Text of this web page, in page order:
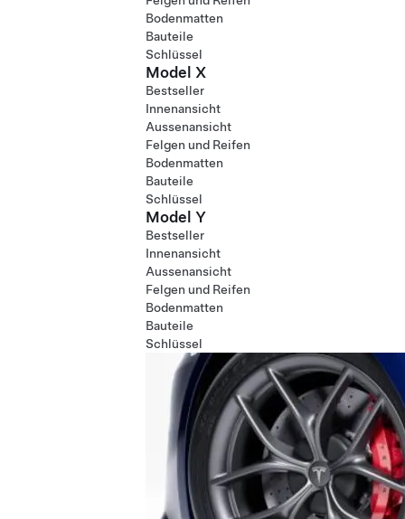
Bodenmatten
Bauteile
Schlüssel
Model X
Bestseller
Innenansicht
Aussenansicht
Felgen und Reifen
Bodenmatten
Bauteile
Schlüssel
Model Y
Bestseller
Innenansicht
Aussenansicht
Felgen und Reifen
Bodenmatten
Bauteile
Schlüssel